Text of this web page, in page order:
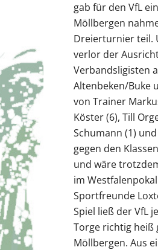
gab für den VfL
Möllbergen
Dreierturnier teil.
verlor der
Verbandsligisten
Altenbeken/Buke
von Trainer
Köster (6), Till
Schumann (1)
gegen den
und wäre
im
Sportfreunde
Spiel ließ der VfL
Torge richtig heiß
Möllbergen. Aus